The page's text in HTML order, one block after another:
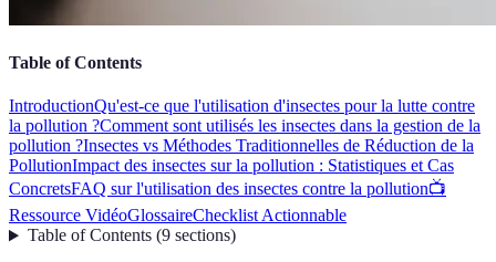
Table of Contents
IntroductionQu'est-ce que l'utilisation d'insectes pour la lutte contre
la pollution ?Comment sont utilisés les insectes dans la gestion de la
pollution ?Insectes vs Méthodes Traditionnelles de Réduction de la
PollutionImpact des insectes sur la pollution : Statistiques et Cas
ConcretsFAQ sur l'utilisation des insectes contre la pollution📺
Ressource VidéoGlossaireChecklist Actionnable
Table of Contents(9 sections)